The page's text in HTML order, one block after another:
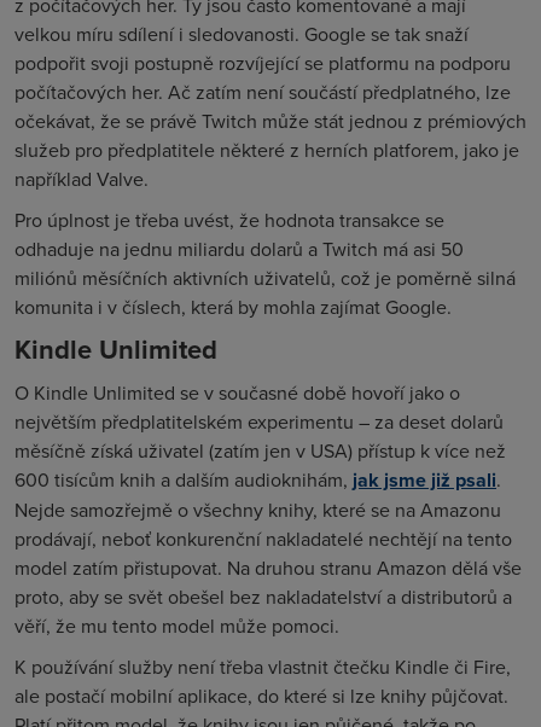
velkou míru sdílení i sledovanosti. Google se tak snaží
podpořit svoji postupně rozvíjející se platformu na podporu
počítačových her. Ač zatím není součástí předplatného, lze
očekávat, že se právě Twitch může stát jednou z prémiových
služeb pro předplatitele některé z herních platforem, jako je
například Valve.
Pro úplnost je třeba uvést, že hodnota transakce se
odhaduje na jednu miliardu dolarů a Twitch má asi 50
miliónů měsíčních aktivních uživatelů, což je poměrně silná
komunita i v číslech, která by mohla zajímat Google.
Kindle Unlimited
O Kindle Unlimited se v současné době hovoří jako o
největším předplatitelském experimentu – za deset dolarů
měsíčně získá uživatel (zatím jen v USA) přístup k více než
600 tisícům knih a dalším audioknihám, jak jsme již psali.
Nejde samozřejmě o všechny knihy, které se na Amazonu
prodávají, neboť konkurenční nakladatelé nechtějí na tento
model zatím přistupovat. Na druhou stranu Amazon dělá vše
proto, aby se svět obešel bez nakladatelství a distributorů a
věří, že mu tento model může pomoci.
K používání služby není třeba vlastnit čtečku Kindle či Fire,
ale postačí mobilní aplikace, do které si lze knihy půjčovat.